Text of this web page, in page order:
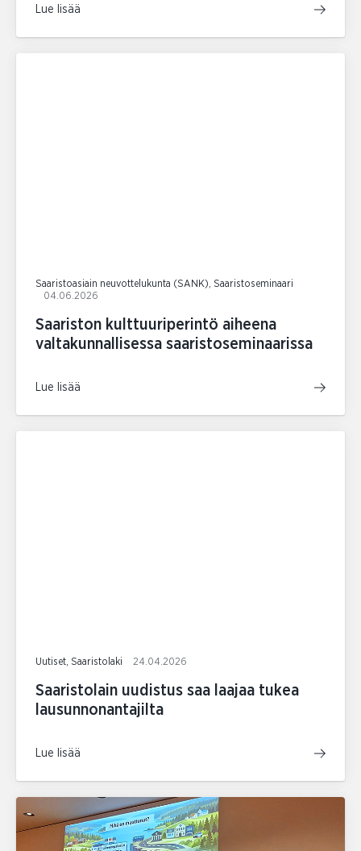
Lue lisää
Saaristoasiain neuvottelukunta (SANK), Saaristoseminaari
04.06.2026
Saariston kulttuuriperintö aiheena
valtakunnallisessa saaristoseminaarissa
Lue lisää
Uutiset, Saaristolaki 24.04.2026
Saaristolain uudistus saa laajaa tukea
lausunnonantajilta
Lue lisää